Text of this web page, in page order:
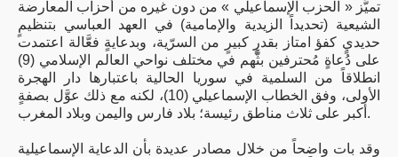
تميَّز « الحزب الإسماعيلي » من دون غيره من أحزاب المعارضة
الشيعية (تحديداً الزيدية والإمامية) في العهد العباسي بتنظيمٍ
حديديٍ كفؤ امتاز بقدرٍ كبيرٍ من السرّية، وبدعايةٍ فعَّالة اعتمدت
على دُعاةٍ مُحترفين بثَّهم في مختلف نواحي العالم الإسلامي (9)
انطلاقاً من السلمية في سوريا الحالية باعتبارها دار الهجرة
الأولى، وفق الخطاب الإسماعيلي (10)، لكنه مع ذلك عوَّل بصفةٍ
أكبر على ثلاث مناطق رئيسة؛ بلاد فارس واليمن وبلاد المغرب.
وقد بات واضحاً من خلال مصادر عديدة بأن الدعاية الإسماعيلية